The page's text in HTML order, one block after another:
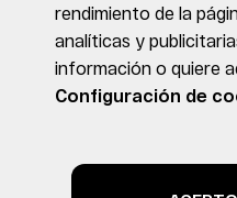
Puig de Sant Roc, 1
17180 VILABLAREIX
(Girona)
Tel. +34 972 40 50 95
rendimiento de la
analíticas y
información o quiere
Configuración de